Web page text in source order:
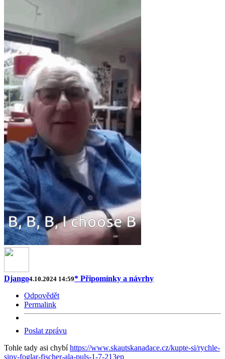
Django4.10.2024 14:59* Připomínky a návrhy
Odpovědět
Permalink
Poslat zprávu
Tohle tady asi chybíhttps://www.skautskanadace.cz/kupte-si/rychle-
sipy-foglar-fischer-ala-puls-1-7-213ep